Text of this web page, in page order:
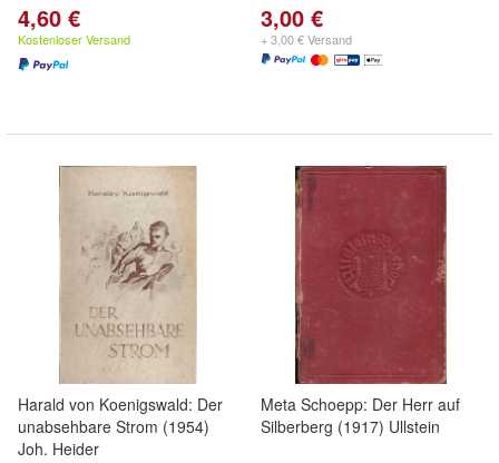
4,60 €
Kostenloser Versand
3,00 €
+ 3,00 € Versand
Harald von Koenigswald: Der
unabsehbare Strom (1954)
Joh. Heider
Meta Schoepp: Der Herr auf
Silberberg (1917) Ullstein